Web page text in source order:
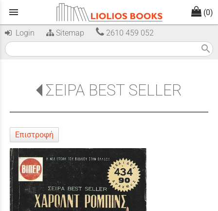
menu (0)
Login Sitemap 2610 459 052
search
ΣΕΙΡΑ BEST SELLER
Επιστροφή